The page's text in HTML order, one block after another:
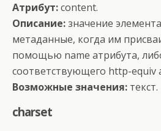
Атрибут:content.
Описание:значение
метаданные, когда им
помощью name атрибута,
соответствующего http-equiv
Возможные значения: текст.
charset